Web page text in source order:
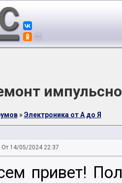
» Электроника от А до Я
От 14/05/2024 22:37
привет!